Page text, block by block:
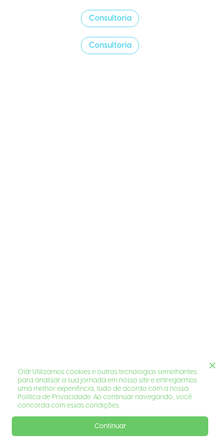
Consultoria
Consultoria
Olá! Utilizamos cookies e outras tecnologias semelhantes
para analisar a sua jornada em nosso site e entregarmos
uma melhor experiência, tudo de acordo com a nossa
Política de Privacidade. Ao continuar navegando, você
concorda com essas condições.
Continuar